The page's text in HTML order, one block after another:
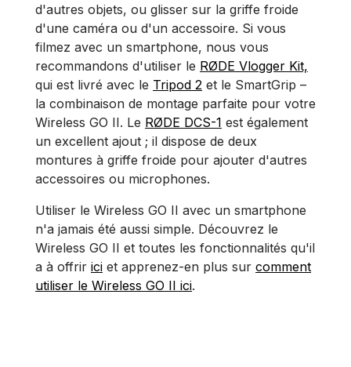
d'autres objets, ou glisser sur la griffe froide
d'une caméra ou d'un accessoire. Si vous
filmez avec un smartphone, nous vous
recommandons d'utiliser le RØDE Vlogger Kit,
qui est livré avec le Tripod 2 et le SmartGrip –
la combinaison de montage parfaite pour votre
Wireless GO II. Le RØDE DCS-1 est également
un excellent ajout ; il dispose de deux
montures à griffe froide pour ajouter d'autres
accessoires ou microphones.
Utiliser le Wireless GO II avec un smartphone
n'a jamais été aussi simple. Découvrez le
Wireless GO II et toutes les fonctionnalités qu'il
a à offrir ici et apprenez-en plus sur comment
utiliser le Wireless GO II ici.